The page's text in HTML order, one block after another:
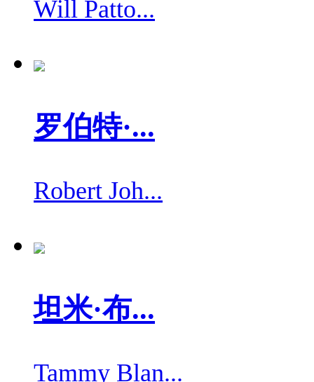
Will Patto...
罗伯特·...
Robert Joh...
坦米·布...
Tammy Blan...